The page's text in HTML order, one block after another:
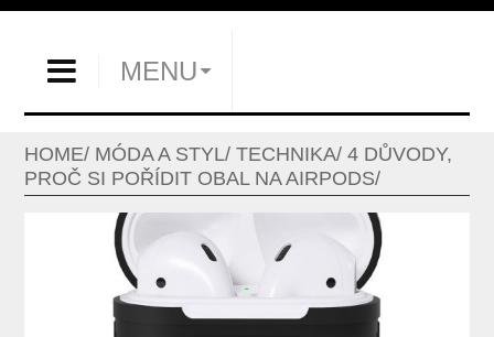
MENU
HOME MÓDA A STYL TECHNIKA 4 DŮVODY,
PROČ SI POŘÍDIT OBAL NA AIRPODS